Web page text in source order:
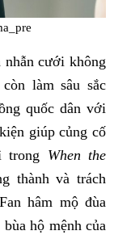
nhẫn cưới không
làm sâu sắc
quốc dân với
giúp củng cố
trong When the
thành và trách
hâm mộ đùa
hộ mệnh của